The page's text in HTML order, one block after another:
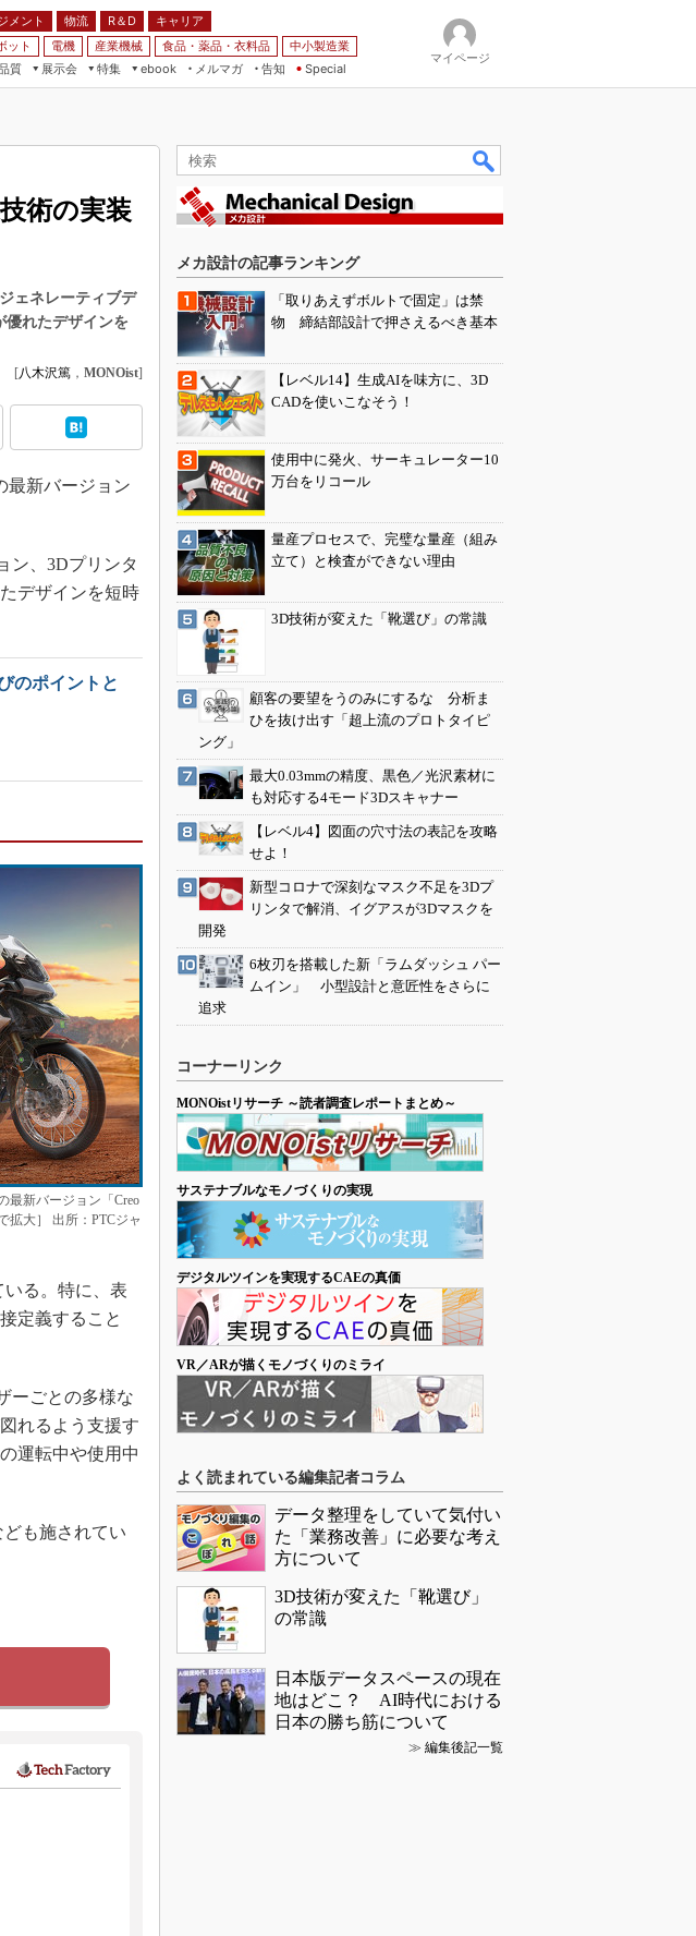
メント 物流 R＆D
キャリア
ット 電機 産業機械 食品・薬品・衣料品
中小製造業
質
展示会
特集
ebook
メルマガ
告知 Special
マイページ
術の実装
ェネレーティブデ
優れたデザインを
[八木沢篤 ， MONOist]
最新バージョン
ン、3Dプリンタ
デザインを短時
のポイントと
最新バージョン「Creo
拡大］ 出所：PTCジャ
る。特に、表
定義すること
ーごとの多様な
れるよう支援す
運転中や使用中
も施されてい
メカ設計の記事ランキング
「取りあえずボルトで固定」は禁
物 締結部設計で押さえるべき基本
【レベル14】生成AIを味方に、3D
CADを使いこなそう！
使用中に発火、サーキュレーター10
万台をリコール
量産プロセスで、完璧な量産（組み
立て）と検査ができない理由
3D技術が変えた「靴選び」の常識
顧客の要望をうのみにするな 分析ま
ひを抜け出す「超上流のプロトタイピ
ング」
最大0.03mmの精度、黒色／光沢素材に
も対応する4モード3Dスキャナー
【レベル4】図面の穴寸法の表記を攻略
せよ！
新型コロナで深刻なマスク不足を3Dプ
リンタで解消、イグアスが3Dマスクを
開発
6枚刃を搭載した新「ラムダッシュ パー
ムイン」 小型設計と意匠性をさらに
追求
コーナーリンク
MONOistリサーチ ～読者調査レポートまとめ～
サステナブルなモノづくりの実現
デジタルツインを実現するCAEの真価
VR／ARが描くモノづくりのミライ
よく読まれている編集記者コラム
データ整理をしていて気付い
た「業務改善」に必要な考え
方について
3D技術が変えた「靴選び」
の常識
日本版データスペースの現在
地はどこ？ AI時代における
日本の勝ち筋について
≫ 編集後記一覧